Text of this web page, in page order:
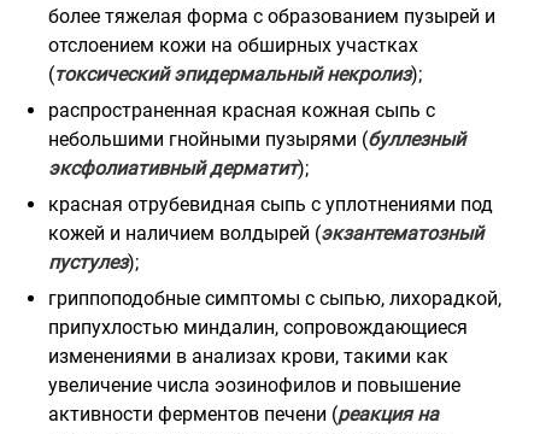
более тяжелая форма с образованием пузырей и
отслоением кожи на обширных участках
(токсический эпидермальный некролиз);
распространенная красная кожная сыпь с
небольшими гнойными пузырями (буллезный
эксфолиативный дерматит);
красная отрубевидная сыпь с уплотнениями под
кожей и наличием волдырей (экзантематозный
пустулез);
гриппоподобные симптомы с сыпью, лихорадкой,
припухлостью миндалин, сопровождающиеся
изменениями в анализах крови, такими как
увеличение числа эозинофилов и повышение
активности ферментов печени (реакция на